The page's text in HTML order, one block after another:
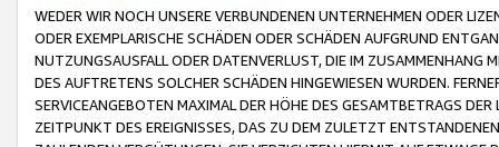
WEDER WIR NOCH UNSERE VERBUNDENEN UNTERNEHMEN ODER
ODER EXEMPLARISCHE SCHÄDEN ODER SCHÄDEN AUFGRUND
NUTZUNGSAUSFALL ODER DATENVERLUST, DIE IM ZUSAMMENHANG
DES AUFTRETENS SOLCHER SCHÄDEN HINGEWIESEN WURDEN.
SERVICEANGEBOTEN MAXIMAL DER HÖHE DES GESAMTBETRAGS
ZEITPUNKT DES EREIGNISSES, DAS ZU DEM ZULETZT